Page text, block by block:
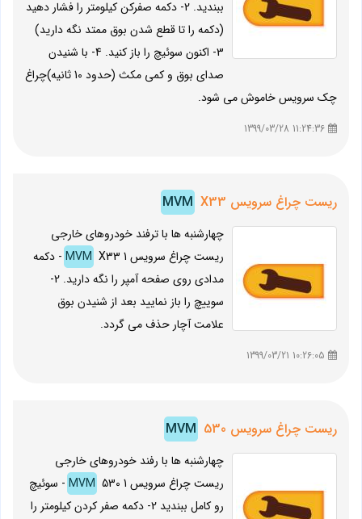
ببندید. 2- دکمه صفرکن کیلومتر را فشار دهید
(دکمه را تا قطع شدن بوق ممتد نگه دارید)
3- اکنون سوئیچ را باز کنید. 4- با شنیدن
صدای بوق و کمی مکث (حدود 10 ثانیه)چراغ
چک سرویس خاموش می شود.
ریست چراغ سرویس MVM X33
چهارشنبه ها با ترفند خودروهای خارجی
ریست چراغ سرویس
MVM X33 1- دکمه
مدادی روی صفحه آمپر را نگه دارید. 2-
سوییچ را باز نمایید بعد از شنیدن بوق
علامت آچار حذف می گردد.
ریست چراغ سرویس MVM 530
چهارشنبه ها با رفند خودروهای خارجی
ریست چراغ سرویس
MVM 530 1- سوئیچ
رو کامل ببنديد 2- دکمه صفر کردن کیلومتر را